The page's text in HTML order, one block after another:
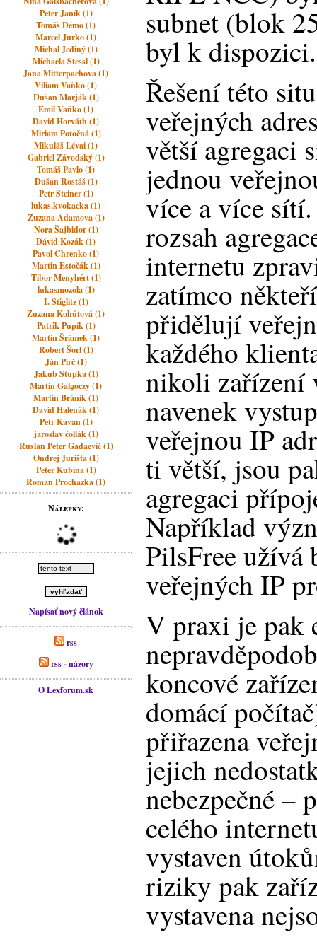
Peter Janík (1)
Tomáš Demo (1)
Marcel Jurko (1)
Michal Jediný (1)
Michaela Stessl (1)
Jana Mitterpachova (1)
Viliam Vaňko (1)
Dušan Marják (1)
Emil Vaňko (1)
David Horváth (1)
Miriam Potočná (1)
Mikuláš Lévai (1)
Gabriel Závodský (1)
Tomáš Pavlo (1)
Dušan Rostáš (1)
Petr Steiner (1)
lukas.kvokacka (1)
Zuzana Adamova (1)
Nora Šajbidor (1)
Dávid Kozák (1)
Pavol Chrenko (1)
Martin Estočák (1)
Tibor Menyhért (1)
lukasmozola (1)
I. Stiglitz (1)
Zuzana Kohútová (1)
Patrik Pupík (1)
Martin Šrámek (1)
Robert Šorl (1)
Ján Pirč (1)
Jakub Stupka (1)
Martin Galgoczy (1)
Martin Bránik (1)
David Halenák (1)
Petr Kavan (1)
jaroslav čollák (1)
Ruslan Peter Gadaevič (1)
Ondrej Jurišta (1)
Peter Kubina (1)
Roman Prochazka (1)
Nálepky:
Napísať nový článok
rss
rss - názory
O Lexforum.sk
subnet (blok
byl k dispozici.
Řešení této
veřejných
větší agregaci
jednou
více a více
rozsah
internetu
zatímco
přidělují
každého
nikoli zařízení
navenek
veřejnou IP
ti větší, jsou
agregaci
Například
PilsFree užívá
veřejných IP
V praxi je pak
koncové
domácí
přiřazena
jejich
nebezpečné –
celého
vystaven
riziky pak
vystavena